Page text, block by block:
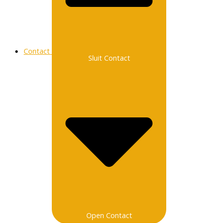
Contact
Sluit Contact
Open Contact